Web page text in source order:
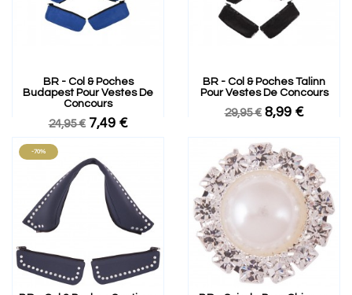
BR - Col & Poches
Budapest Pour Vestes De
Concours
24,95 € 7,49 €
BR - Col & Poches Talinn
Pour Vestes De Concours
29,95 € 8,99 €
-70%